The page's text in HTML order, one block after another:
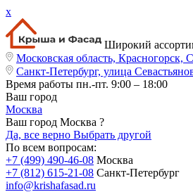
x
Широкий
Московская область, Красногорск,
Санкт-Петербург, улица
Время работы пн.-пт. 9:00 – 18:00
Ваш город
Москва
Ваш город Москва ?
Да, все верно Выбрать другой
По всем вопросам:
+7 (499) 490-46-08 Москва
+7 (812) 615-21-08 Санкт-Петербург
info@krishafasad.ru